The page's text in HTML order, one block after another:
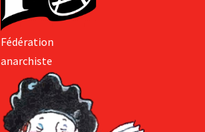
Fédération
anarchiste